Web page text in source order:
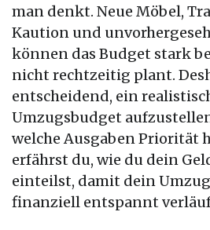
man denkt. Neue Möbel,
Kaution und
können das Budget stark
nicht rechtzeitig plant.
entscheidend, ein
Umzugsbudget
welche Ausgaben Priorität
erfährst du, wie du dein
einteilst, damit dein
finanziell entspannt